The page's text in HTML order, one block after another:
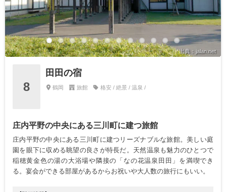
出典：jalan.net
8
田田の宿
鶴岡 旅館 格安 / 絶景 / 温泉 /
庄内平野の中央にある三川町に建つ旅館
庄内平野の中央にある三川町に建つリーズナブルな旅館。美しい庭
園を眼下に収める眺望の良さが特長だ。天然温泉も魅力のひとつで
稲穂黄金色の湯の大浴場や隣接の「なの花温泉田田」を満喫でき
る。宴会ができる部屋があるからお祝いや大人数の旅行にもいい。